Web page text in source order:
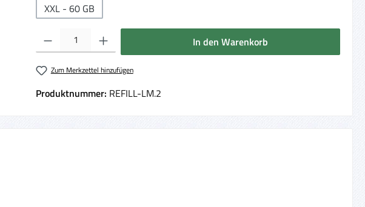
XXL - 60 GB
Produkt Anzahl: Gib den gewünschten Wert ein oder benutze die Schaltflächen um die
In den Warenkorb
Zum Merkzettel hinzufügen
Produktnummer: REFILL-LM.2